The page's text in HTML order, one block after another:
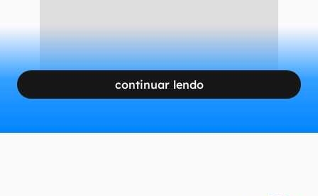
continuar lendo